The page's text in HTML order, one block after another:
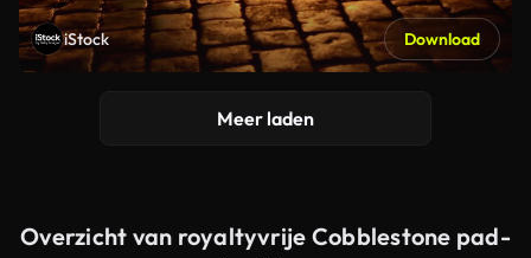
iStock Download
Meer laden
Overzicht van royaltyvrije Cobblestone pad-